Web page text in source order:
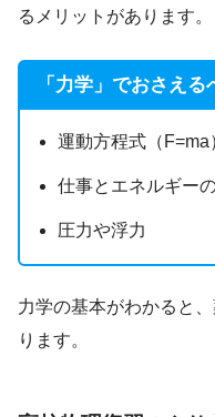
るメリットがあります。
「力学」でおさえる
運動方程式（F=ma
仕事とエネルギー
圧力や浮力
力学の基本がわかると
ります。